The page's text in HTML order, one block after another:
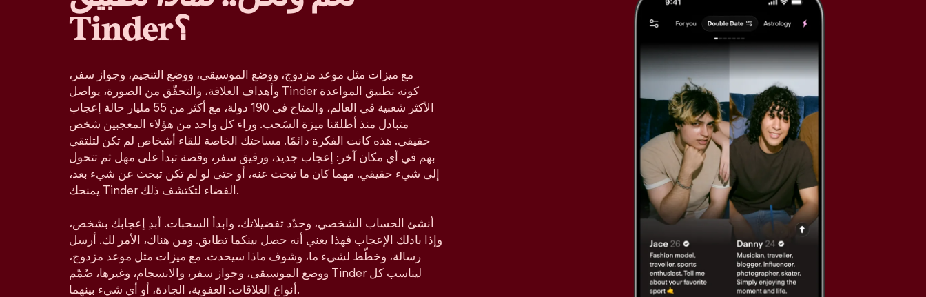
Tinder؟
مع ميزات مثل موعد مزدوج، ووضع الموسيقى، ووضع التنجيم، وجواز سفر،
وأهداف العلاقة، والتحقّق من الصورة، يواصل Tinder كونه تطبيق المواعدة
الأكثر شعبية في العالم، والمتاح في 190 دولة، مع أكثر من 55 مليار حالة إعجاب
متبادل منذ أطلقنا ميزة السَحب. وراء كل واحد من هؤلاء المعجبين شخص
حقيقي. هذه كانت الفكرة دائمًا. مساحتك الخاصة للقاء أشخاص لم تكن لتلتقي
بهم في أي مكان آخر: إعجاب جديد، ورفيق سفر، وقصة تبدأ على مهل ثم تتحول
إلى شيء حقيقي. مهما كان ما تبحث عنه، أو حتى لو لم تكن تبحث عن شيء بعد،
يمنحك Tinder الفضاء لتكتشف ذلك.
أنشئ الحساب الشخصي، وحدّد تفضيلاتك، وابدأ السحبات. أبدِ إعجابك بشخص،
وإذا بادلك الإعجاب فهذا يعني أنه حصل بينكما تطابق. ومن هناك، الأمر لك. أرسل
رسالة، وخطّط لشيء ما، وشوف ماذا سيحدث. مع ميزات مثل موعد مزدوج،
ووضع الموسيقى، وجواز سفر، والانسجام، وغيرها، صُمّم Tinder ليناسب كل
أنواع العلاقات: العفوية، الجادة، أو أي شيء بينهما.